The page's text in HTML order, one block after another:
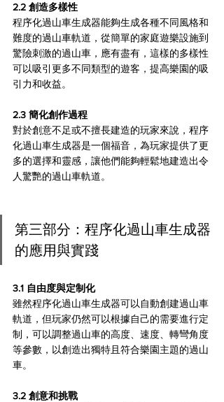
2.2 創造多樣性
程序化過山車生成器能夠生成各種不同風格和
難度的過山車軌道，從簡單的家庭遊樂設施到
驚險刺激的過山車，應有盡有，這樣的多樣性
可以吸引更多不同類型的遊客，提高樂園的吸
引力和收益。
2.3 簡化創作過程
對於創意不足或不擅長建造的玩家來說，程序
化過山車生成器是一個福音，為玩家提供了更
多的選擇和靈感，讓他們能夠輕鬆地建造出令
人驚艷的過山車軌道。
第三部分：程序化過山車生成器
的應用與實踐
3.1 自由度與定制化
雖然程序化過山車生成器可以自動創建過山車
軌道，但玩家仍然可以根據自己的需要進行定
制，可以調整過山車的高度、速度、轉彎角度
等參數，以創造出獨特且符合樂園主題的過山
車。
3.2 創意和挑戰